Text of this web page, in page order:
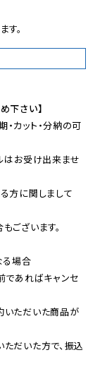
す。
下さい】
カット・分納の可
はお受け出来ませ
方に関しまして
ございます。
る場合
であればキャンセ
いただいた商品が
だいた方で、振込